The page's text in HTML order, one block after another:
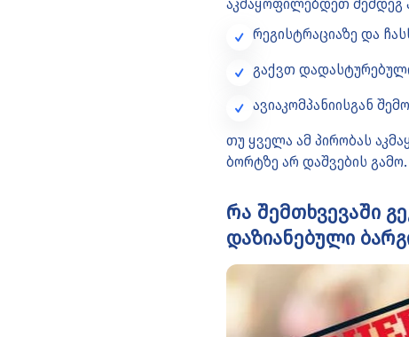
აკმაყოფილებდეთ შემდეგ
რეგისტრაციაზე და
გაქვთ
ავიაკომპანიისგან
თუ ყველა ამ პირობას
ბორტზე არ დაშვების გამო.
რა შემთხვევაში
დაზიანებული